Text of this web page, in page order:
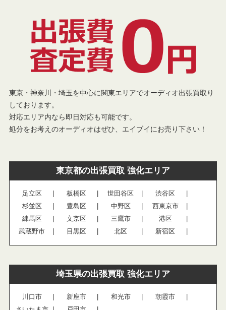
東京・神奈川・埼玉を中心に関東エリアでオーディオ出張買取り
しております。
対応エリア内なら即日対応も可能です。
処分をお考えのオーディオはぜひ、エイブイにお売り下さい！
東京都の出張買取 強化エリア
足立区 板橋区 世田谷区
渋谷区
杉並区
豊島区 中野区
西東京市
練馬区
文京区 三鷹市
港区
武蔵野市
目黒区 北区 新宿区
埼玉県の出張買取 強化エリア
川口市 新座市 和光市
朝霞市